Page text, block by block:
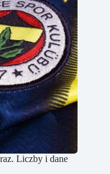
Liczby i dane